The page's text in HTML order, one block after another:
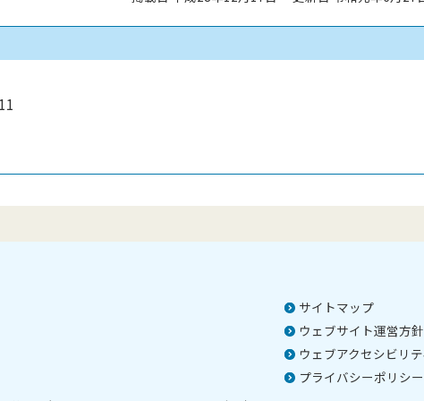
サイトマップ
ウェブサイト運営方針
ウェブアクセシビリ
プライバシーポリシー